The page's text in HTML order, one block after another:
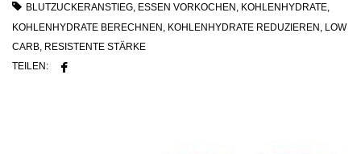
BLUTZUCKERANSTIEG, ESSEN VORKOCHEN, KOHLENHYDRATE,
KOHLENHYDRATE BERECHNEN, KOHLENHYDRATE REDUZIEREN, LOW
CARB, RESISTENTE STÄRKE
TEILEN: